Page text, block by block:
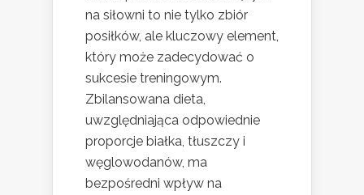
na siłowni to nie tylko zbiór
posiłków, ale kluczowy element,
który może zadecydować o
sukcesie treningowym.
Zbilansowana dieta,
uwzględniająca odpowiednie
proporcje białka, tłuszczy i
węglowodanów, ma
bezpośredni wpływ na